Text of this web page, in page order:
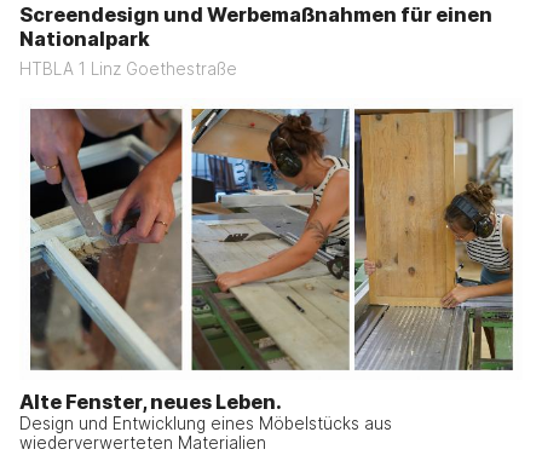
Screendesign und Werbemaßnahmen für einen
Nationalpark
HTBLA 1 Linz Goethestraße
Alte Fenster, neues Leben.
Design und Entwicklung eines Möbelstücks aus
wiederverwerteten Materialien